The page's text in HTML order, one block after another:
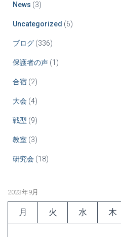
News (3)
Uncategorized (6)
ブログ (336)
保護者の声 (1)
合宿 (2)
大会 (4)
戦型 (9)
教室 (3)
研究会 (18)
2023年9月
月 火 水 木